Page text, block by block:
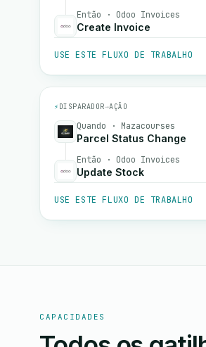
Então · Odoo Invoices
Create Invoice
USE ESTE FLUXO DE TRABALHO
⚡ DISPARADOR→AÇÃO
Quando · Mazacourses
Parcel Status Change
Então · Odoo Invoices
Update Stock
USE ESTE FLUXO DE TRABALHO
CAPACIDADES